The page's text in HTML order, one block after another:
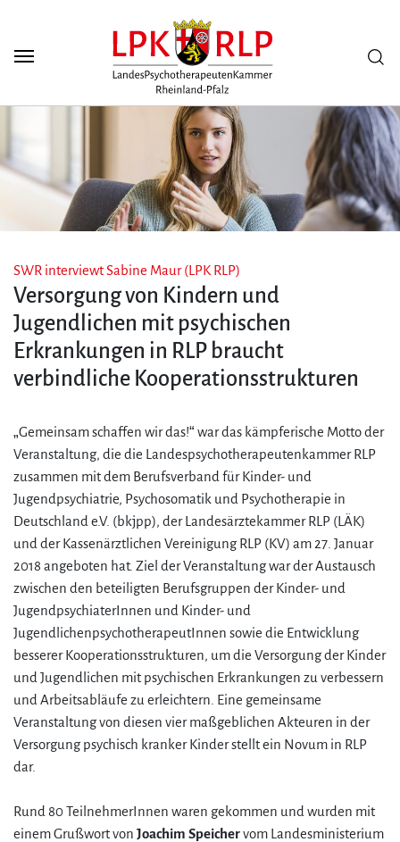
SWR interviewt Sabine Maur (LPK RLP)
Versorgung von Kindern und
Jugendlichen mit psychischen
Erkrankungen in RLP braucht
verbindliche Kooperationsstrukturen
„Gemeinsam schaffen wir das!“ war das kämpferische Motto der
Veranstaltung, die die Landespsychotherapeutenkammer RLP
zusammen mit dem Berufsverband für Kinder- und
Jugendpsychiatrie, Psychosomatik und Psychotherapie in
Deutschland e.V. (bkjpp), der Landesärztekammer RLP (LÄK)
und der Kassenärztlichen Vereinigung RLP (KV) am 27. Januar
2018 angeboten hat. Ziel der Veranstaltung war der Austausch
zwischen den beteiligten Berufsgruppen der Kinder- und
JugendpsychiaterInnen und Kinder- und
JugendlichenpsychotherapeutInnen sowie die Entwicklung
besserer Kooperationsstrukturen, um die Versorgung der Kinder
und Jugendlichen mit psychischen Erkrankungen zu verbessern
und Arbeitsabläufe zu erleichtern. Eine gemeinsame
Veranstaltung von diesen vier maßgeblichen Akteuren in der
Versorgung psychisch kranker Kinder stellt ein Novum in RLP
dar.
Rund 80 TeilnehmerInnen waren gekommen und wurden mit
einem Grußwort von Joachim Speichervom Landesministerium